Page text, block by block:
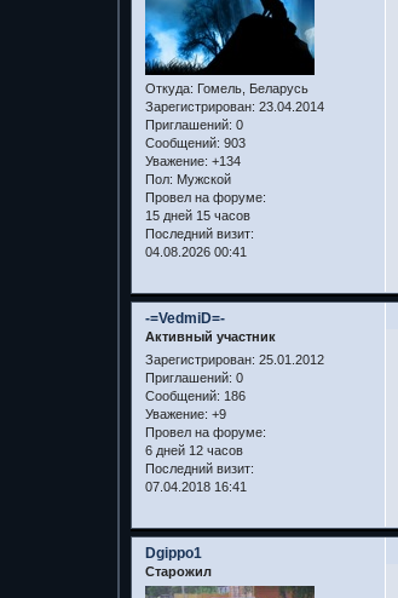
Откуда: Гомель, Беларусь
Зарегистрирован: 23.04.2014
Приглашений: 0
Сообщений: 903
Уважение: +134
Пол: Мужской
Провел на форуме:
15 дней 15 часов
Последний визит:
04.08.2026 00:41
-=VedmiD=-
Активный участник
Зарегистрирован: 25.01.2012
Приглашений: 0
Сообщений: 186
Уважение: +9
Провел на форуме:
6 дней 12 часов
Последний визит:
07.04.2018 16:41
Dgippo1
Старожил